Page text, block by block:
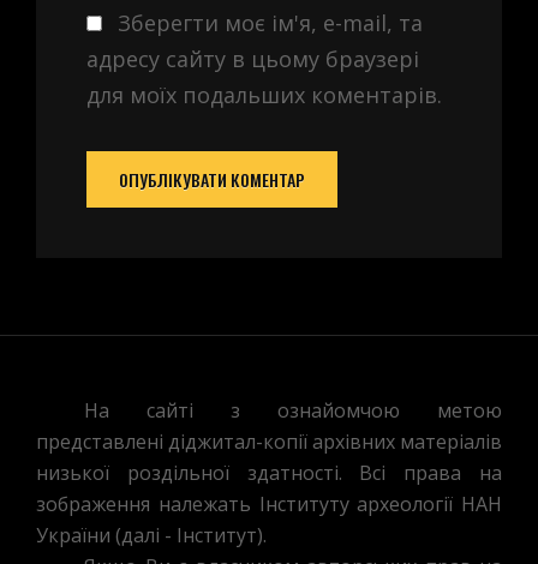
Зберегти моє ім'я, e-mail, та
адресу сайту в цьому браузері
для моїх подальших коментарів.
На сайті з ознайомчою метою
представлені діджитал-копії архівних матеріалів
низької роздільної здатності. Всі права на
зображення належать Інституту археології НАН
України (далі - Інститут).